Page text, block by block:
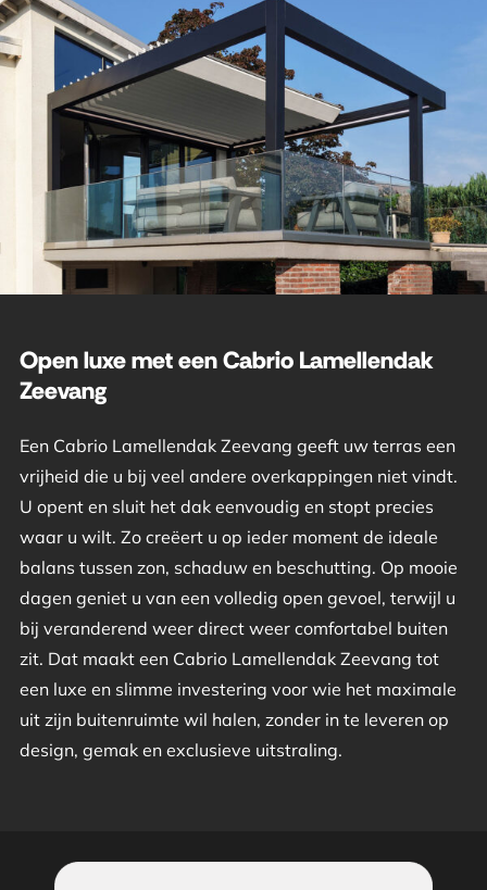
Open luxe met een Cabrio Lamellendak
Zeevang
Een Cabrio Lamellendak Zeevang geeft uw terras een
vrijheid die u bij veel andere overkappingen niet vindt.
U opent en sluit het dak eenvoudig en stopt precies
waar u wilt. Zo creëert u op ieder moment de ideale
balans tussen zon, schaduw en beschutting. Op mooie
dagen geniet u van een volledig open gevoel, terwijl u
bij veranderend weer direct weer comfortabel buiten
zit. Dat maakt een Cabrio Lamellendak Zeevang tot
een luxe en slimme investering voor wie het maximale
uit zijn buitenruimte wil halen, zonder in te leveren op
design, gemak en exclusieve uitstraling.